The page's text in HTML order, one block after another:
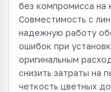
без компромисса на
Совместимость с
надежную работу
ошибок при
оригинальным
снизить затраты на
четкость цветных